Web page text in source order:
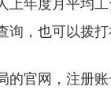
，也可以拨
官网，注册